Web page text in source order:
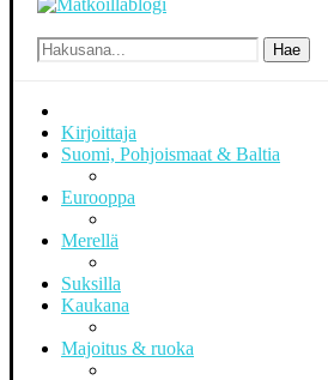
Hae
Kirjoittaja
Suomi, Pohjoismaat & Baltia
Eurooppa
Merellä
Suksilla
Kaukana
Majoitus & ruoka